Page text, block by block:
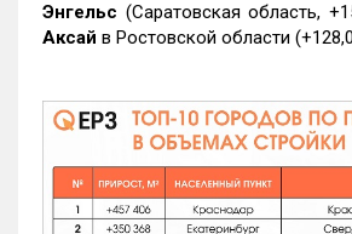
Энгельс (Саратовская область,
Аксай в Ростовской области